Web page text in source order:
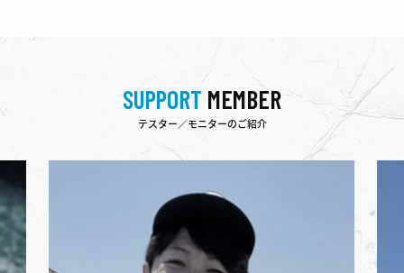
SUPPORT MEMBER
テスター／モニターのご紹介